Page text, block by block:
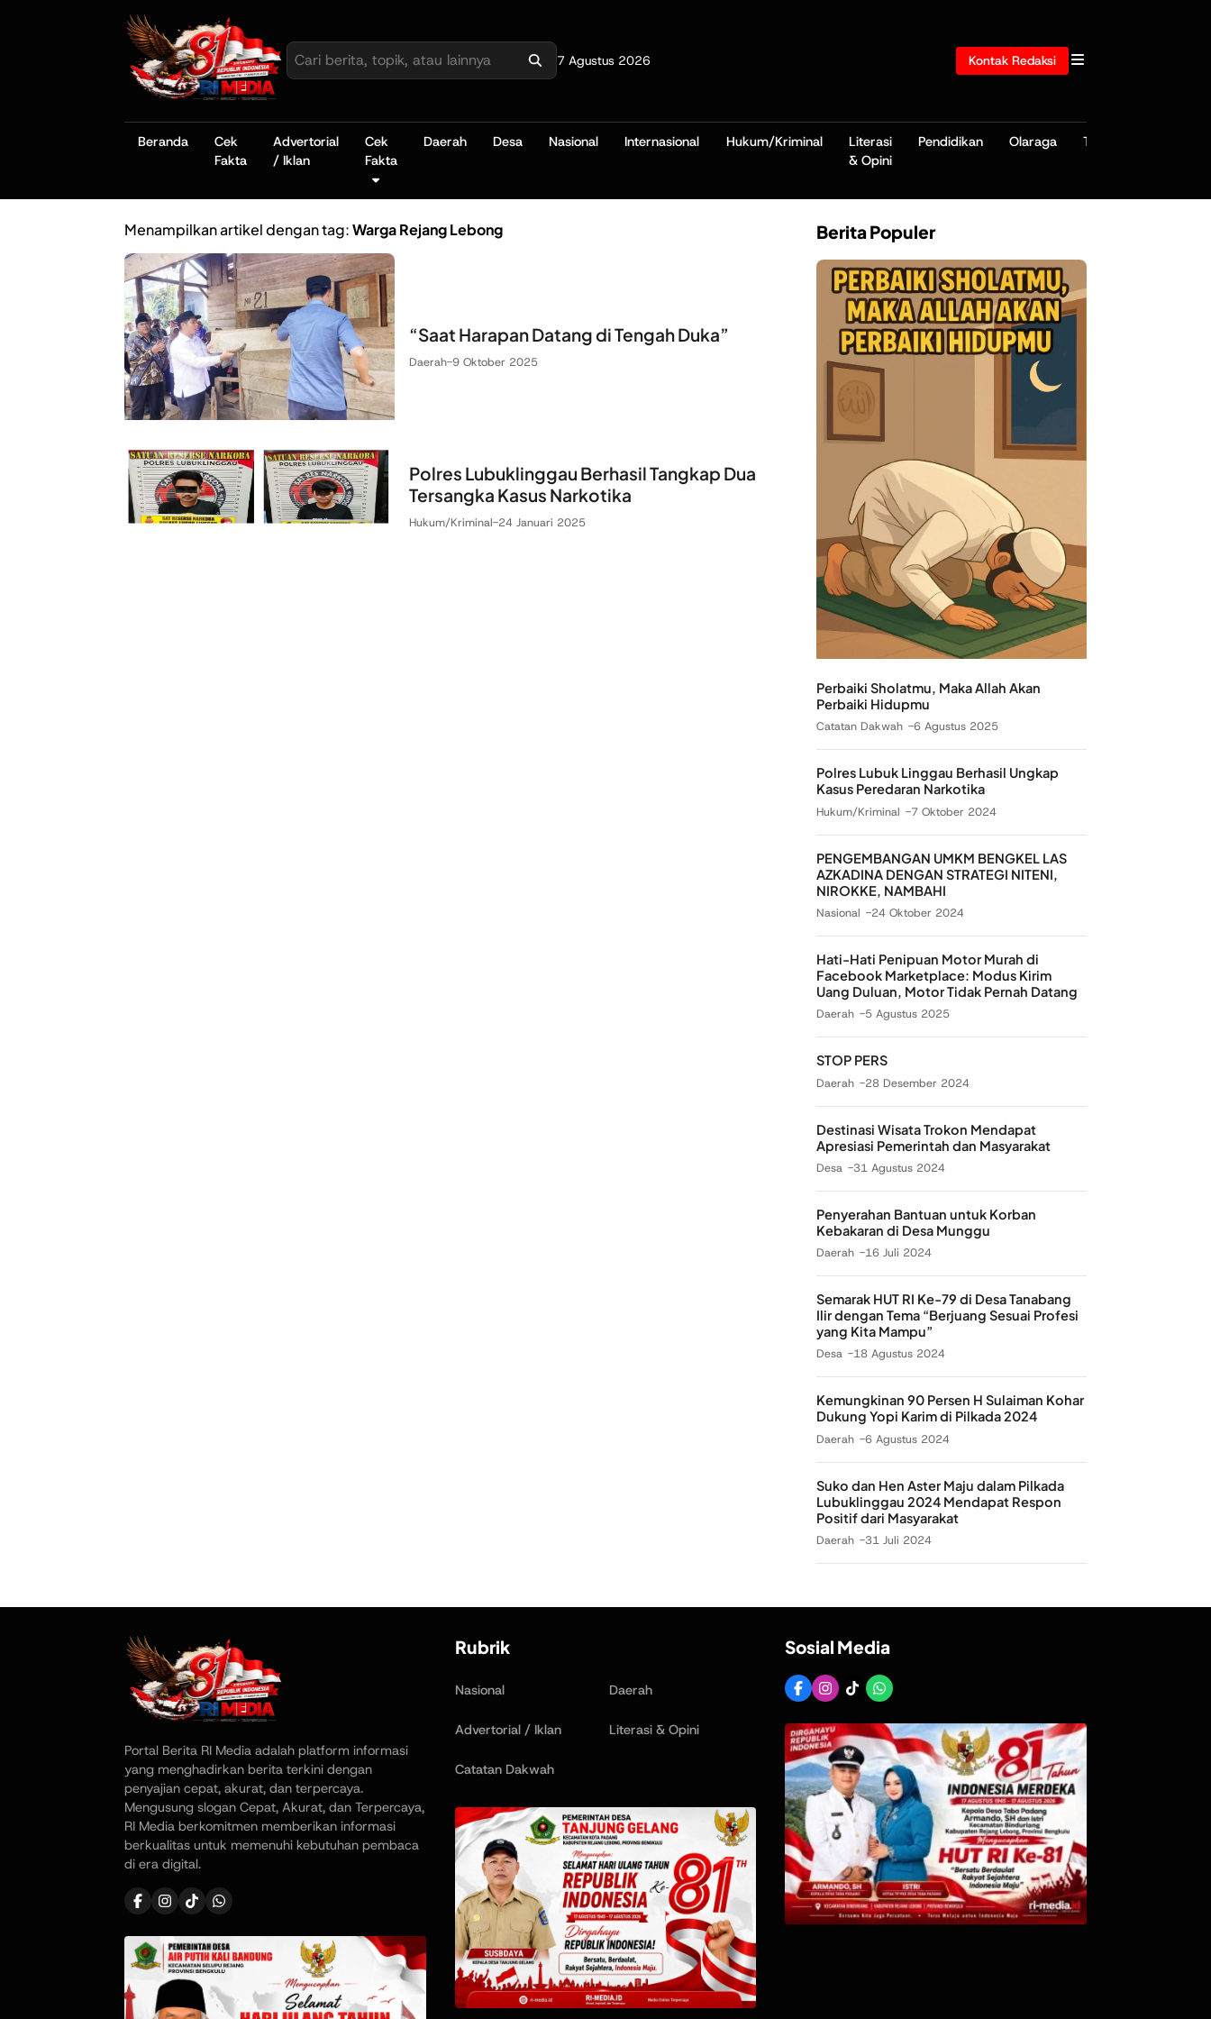
7 Agustus 2026 Kontak Redaksi
Beranda
Cek
Fakta
Advertorial
/ Iklan
Cek
Fakta
Daerah Desa Nasional Internasional Hukum/Kriminal
Literasi
& Opini
Pendidikan Olaraga TNI/POLRI
Menampilkan artikel dengan tag:Warga Rejang Lebong
“Saat Harapan Datang di Tengah Duka”
Daerah-9 Oktober 2025
Polres Lubuklinggau Berhasil Tangkap Dua
Tersangka Kasus Narkotika
Hukum/Kriminal-24 Januari 2025
Berita Populer
Perbaiki Sholatmu, Maka Allah Akan
Perbaiki Hidupmu
Catatan Dakwah 6 Agustus 2025
Polres Lubuk Linggau Berhasil Ungkap
Kasus Peredaran Narkotika
Hukum/Kriminal 7 Oktober 2024
PENGEMBANGAN UMKM BENGKEL LAS
AZKADINA DENGAN STRATEGI NITENI,
NIROKKE, NAMBAHI
Nasional 24 Oktober 2024
Hati-Hati Penipuan Motor Murah di
Facebook Marketplace: Modus Kirim
Uang Duluan, Motor Tidak Pernah Datang
Daerah 5 Agustus 2025
STOP PERS
Daerah 28 Desember 2024
Destinasi Wisata Trokon Mendapat
Apresiasi Pemerintah dan Masyarakat
Desa 31 Agustus 2024
Penyerahan Bantuan untuk Korban
Kebakaran di Desa Munggu
Daerah 16 Juli 2024
Semarak HUT RI Ke-79 di Desa Tanabang
Ilir dengan Tema “Berjuang Sesuai Profesi
yang Kita Mampu”
Desa 18 Agustus 2024
Kemungkinan 90 Persen H Sulaiman Kohar
Dukung Yopi Karim di Pilkada 2024
Daerah 6 Agustus 2024
Suko dan Hen Aster Maju dalam Pilkada
Lubuklinggau 2024 Mendapat Respon
Positif dari Masyarakat
Daerah 31 Juli 2024
Portal Berita RI Media adalah platform informasi
yang menghadirkan berita terkini dengan
penyajian cepat, akurat, dan terpercaya.
Mengusung slogan Cepat, Akurat, dan Terpercaya,
RI Media berkomitmen memberikan informasi
berkualitas untuk memenuhi kebutuhan pembaca
di era digital.
Rubrik
Nasional Daerah
Advertorial / Iklan Literasi & Opini
Catatan Dakwah
Sosial Media